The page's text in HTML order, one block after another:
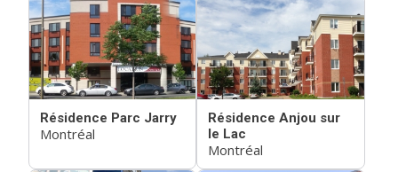
Résidence Parc Jarry
Montréal
Résidence Anjou sur
le Lac
Montréal